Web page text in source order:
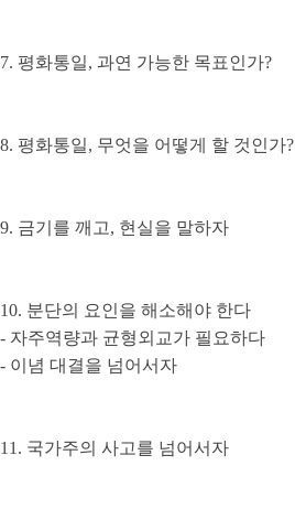
7. 평화통일, 과연 가능한 목표인가?
8. 평화통일, 무엇을 어떻게 할 것인가?
9. 금기를 깨고, 현실을 말하자
10. 분단의 요인을 해소해야 한다
- 자주역량과 균형외교가 필요하다
- 이념 대결을 넘어서자
11. 국가주의 사고를 넘어서자